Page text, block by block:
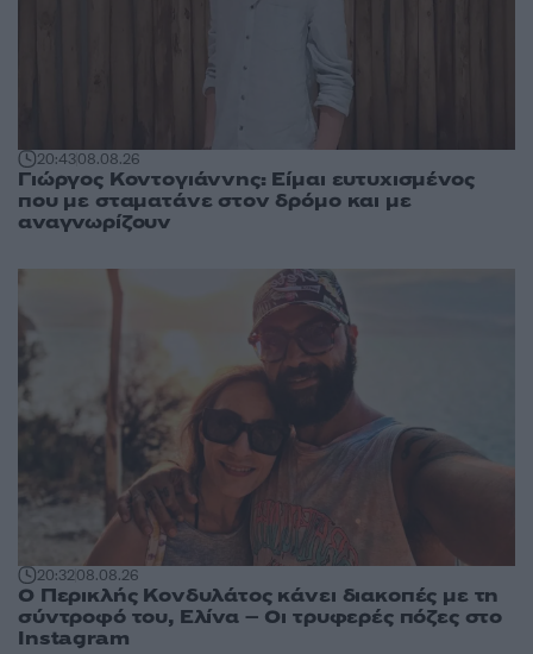
20:4308.08.26
Γιώργος Κοντογιάννης: Είμαι ευτυχισμένος
που με σταματάνε στον δρόμο και με
αναγνωρίζουν
20:3208.08.26
Ο Περικλής Κονδυλάτος κάνει διακοπές με τη
σύντροφό του, Ελίνα – Οι τρυφερές πόζες στο
Instagram